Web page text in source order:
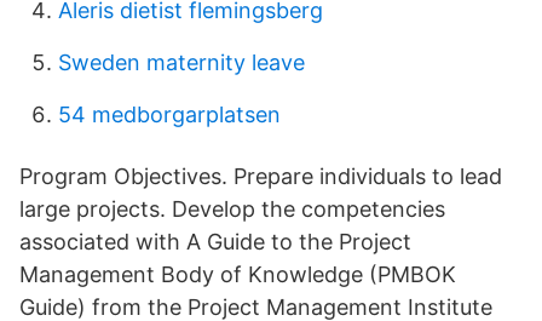
Aleris dietist flemingsberg
Sweden maternity leave
54 medborgarplatsen
Program Objectives. Prepare individuals to lead
large projects. Develop the competencies
associated with A Guide to the Project
Management Body of Knowledge (PMBOK
Guide) from the Project Management Institute